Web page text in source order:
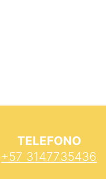
TELEFONO
+57 3147735436